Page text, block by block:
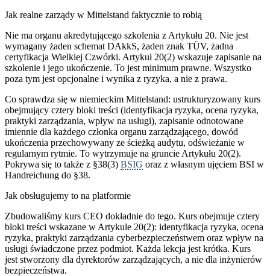
Jak realne zarządy w Mittelstand faktycznie to robią
Nie ma organu akredytującego szkolenia z Artykułu 20. Nie jest
wymagany żaden schemat DAkkS, żaden znak TÜV, żadna
certyfikacja Wielkiej Czwórki. Artykuł 20(2) wskazuje zapisanie na
szkolenie i jego ukończenie. To jest minimum prawne. Wszystko
poza tym jest opcjonalne i wynika z ryzyka, a nie z prawa.
Co sprawdza się w niemieckim Mittelstand: ustrukturyzowany kurs
obejmujący cztery bloki treści (identyfikacja ryzyka, ocena ryzyka,
praktyki zarządzania, wpływ na usługi), zapisanie odnotowane
imiennie dla każdego członka organu zarządzającego, dowód
ukończenia przechowywany ze ścieżką audytu, odświeżanie w
regularnym rytmie. To wytrzymuje na gruncie Artykułu 20(2).
Pokrywa się to także z §38(3) BSIG oraz z własnym ujęciem BSI w
Handreichung do §38.
Jak obsługujemy to na platformie
Zbudowaliśmy kurs CEO dokładnie do tego. Kurs obejmuje cztery
bloki treści wskazane w Artykule 20(2): identyfikacja ryzyka, ocena
ryzyka, praktyki zarządzania cyberbezpieczeństwem oraz wpływ na
usługi świadczone przez podmiot. Każda lekcja jest krótka. Kurs
jest stworzony dla dyrektorów zarządzających, a nie dla inżynierów
bezpieczeństwa.